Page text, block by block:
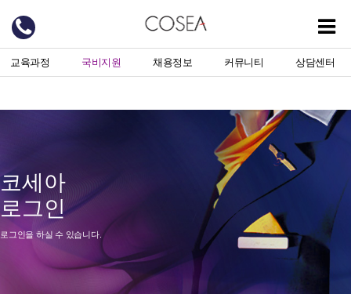
교육과정 국비지원 채용정보 커뮤니티 상담센터
코세아
로그인
로그인을 하실 수 있습니다.